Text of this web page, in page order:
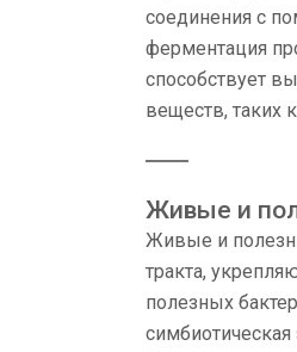
соединения с
ферментация
способствует
веществ, таких
Живые и
Живые и
тракта,
полезных